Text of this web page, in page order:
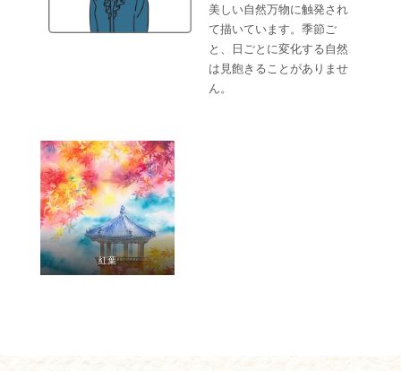
美しい自然万物に触発され
て描いています。季節ご
と、日ごとに変化する自然
は見飽きることがありませ
ん。
紅葉